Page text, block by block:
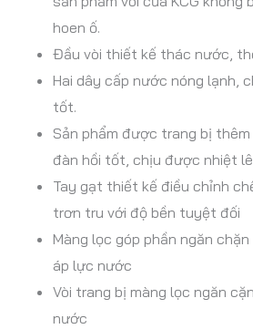
hoen ố.
Đầu vòi thiết kế thác nước,
Hai dây cấp nước nóng lạnh,
tốt.
Sản phẩm được trang bị
đàn hồi tốt, chịu được nhiệt
Tay gạt thiết kế điều chỉnh
trơn tru với độ bền tuyệt đối
Màng lọc góp phần ngăn
áp lực nước
Vòi trang bị màng lọc ngăn
nước